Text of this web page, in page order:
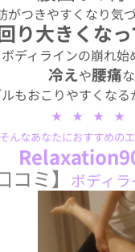
がつきやすくなり気
り大きくな
ボディラインの崩れ始
冷えや腰痛
もおこりやすくなる
★ ★ ★ ★
そんなあなたにおすすめの
コミ】 ボディ